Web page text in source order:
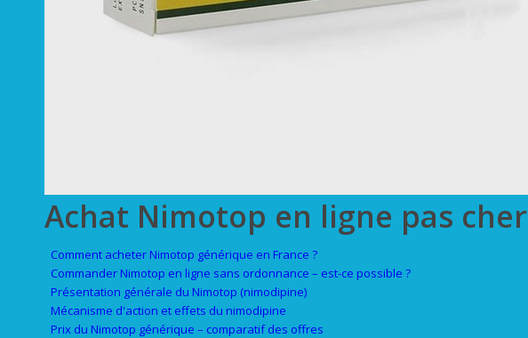
Achat Nimotop en ligne pas cher
Comment acheter Nimotop générique en France ?
Commander Nimotop en ligne sans ordonnance – est-ce possible ?
Présentation générale du Nimotop (nimodipine)
Mécanisme d'action et effets du nimodipine
Prix du Nimotop générique – comparatif des offres